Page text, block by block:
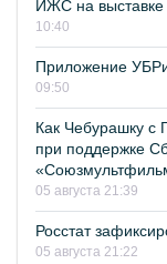
ИЖС на выставке
10:40
Приложение
09:50
Как Чебурашку с
при поддержке
05 августа 21:39
Росстат
05 августа 21:22